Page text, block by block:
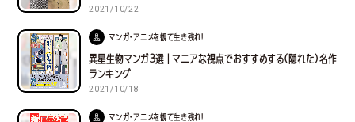
2021/10/22
マンガ・アニメを観て生き残れ！
異星生物マンガ３選｜マニアな視点でおすすめする(隠れた)名作
ランキング
2021/10/18
マンガ・アニメを観て生き残れ！